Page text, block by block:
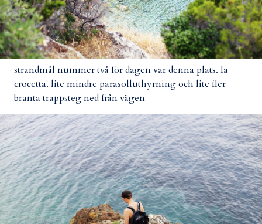
strandmål nummer två för dagen var denna plats. la
crocetta. lite mindre parasolluthyrning och lite fler
branta trappsteg ned från vägen